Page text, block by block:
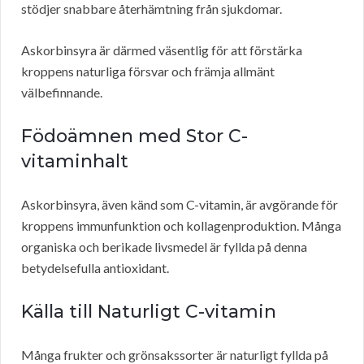
stödjer snabbare återhämtning från sjukdomar.
Askorbinsyra är därmed väsentlig för att förstärka
kroppens naturliga försvar och främja allmänt
välbefinnande.
Födoämnen med Stor C-
vitaminhalt
Askorbinsyra, även känd som C-vitamin, är avgörande för
kroppens immunfunktion och kollagenproduktion. Många
organiska och berikade livsmedel är fyllda på denna
betydelsefulla antioxidant.
Källa till Naturligt C-vitamin
Många frukter och grönsakssorter är naturligt fyllda på